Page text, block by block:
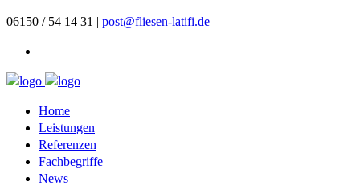
06150 / 54 14 31 | post@fliesen-latifi.de
Home
Leistungen
Referenzen
Fachbegriffe
News